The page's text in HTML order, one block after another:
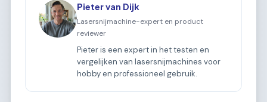
Pieter van Dijk
Lasersnijmachine-expert en product
reviewer
Pieter is een expert in het testen en
vergelijken van lasersnijmachines voor
hobby en professioneel gebruik.